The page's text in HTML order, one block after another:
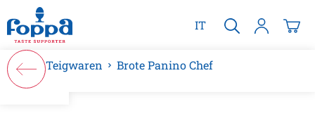
springen
IT
Teigwaren Brote Panino Chef